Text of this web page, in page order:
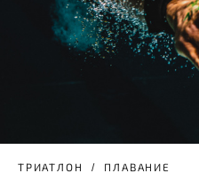
ТРИАТЛОН ПЛАВАНИЕ